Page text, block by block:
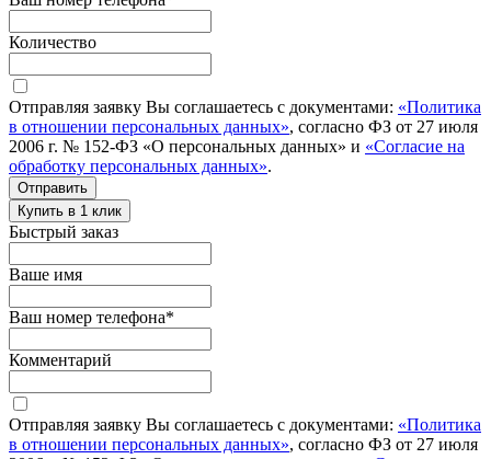
Количество
Отправляя заявку Вы соглашаетесь с документами: «Политика
в отношении персональных данных», согласно ФЗ от 27 июля
2006 г. № 152-ФЗ «О персональных данных» и «Согласие на
обработку персональных данных».
Отправить
Купить в 1 клик
Быстрый заказ
Ваше имя
Ваш номер телефона*
Комментарий
Отправляя заявку Вы соглашаетесь с документами: «Политика
в отношении персональных данных», согласно ФЗ от 27 июля